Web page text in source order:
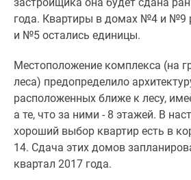
Новости
недвижимости
Мнение
Аналитика
рынка
Покупателю
Экспертиза
новостроек
Эксперты
года. Квартиры в домах №4 и №9
и №5 остались единицы.
Местоположение комплекса (на
леса) предопределило
расположенных ближе к лесу,
а те, что за ними - 8 этажей. В
хороший выбор квартир есть в
14. Сдача этих домов
квартал 2017 года.